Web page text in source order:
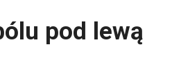
pod lewą